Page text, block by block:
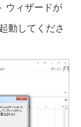
ウィザードが
動してくださ